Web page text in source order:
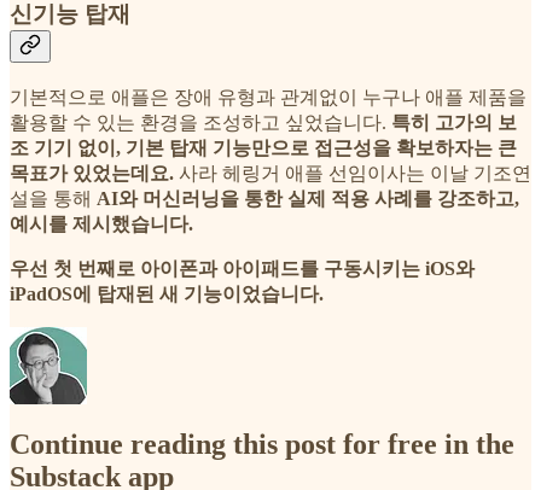
신기능 탑재
기본적으로 애플은 장애 유형과 관계없이 누구나 애플 제품을
활용할 수 있는 환경을 조성하고 싶었습니다. 특히 고가의 보
조 기기 없이, 기본 탑재 기능만으로 접근성을 확보하자는 큰
목표가 있었는데요. 사라 헤링거 애플 선임이사는 이날 기조연
설을 통해 AI와 머신러닝을 통한 실제 적용 사례를 강조하고,
예시를 제시했습니다.
우선 첫 번째로 아이폰과 아이패드를 구동시키는 iOS와
iPadOS에 탑재된 새 기능이었습니다.
Continue reading this post for free in the
Substack app